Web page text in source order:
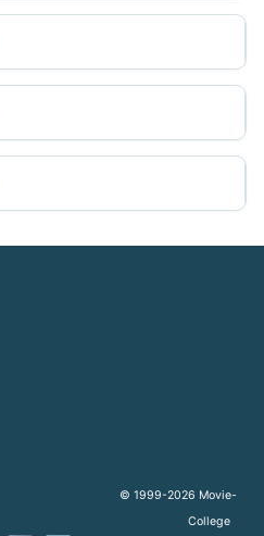
© 1999-2026 Movie-
College